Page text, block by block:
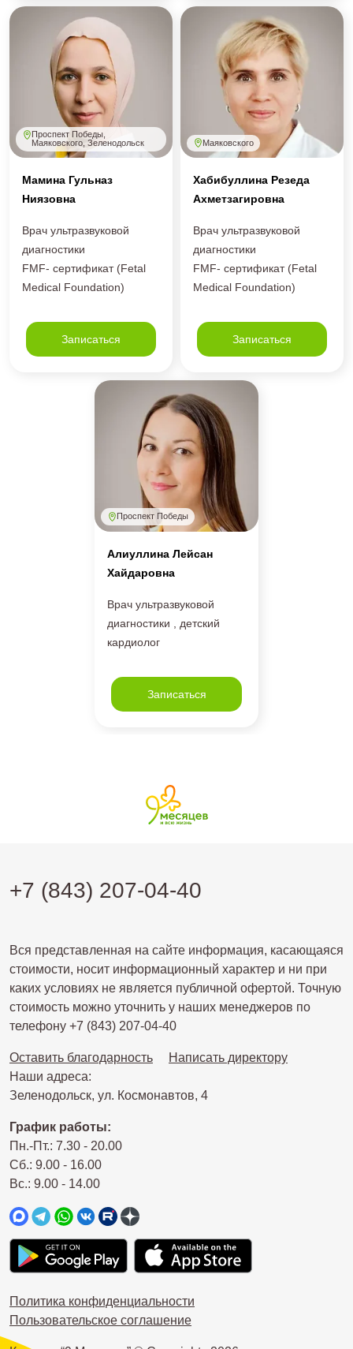
Проспект Победы,
Маяковского, Зеленодольск
Мамина Гульназ
Ниязовна
Врач ультразвуковой
диагностики
FMF- сертификат (Fetal
Medical Foundation)
Записаться
Маяковского
Хабибуллина Резеда
Ахметзагировна
Врач ультразвуковой
диагностики
FMF- сертификат (Fetal
Medical Foundation)
Записаться
Проспект Победы
Алиуллина Лейсан
Хайдаровна
Врач ультразвуковой
диагностики , детский
кардиолог
Записаться
+7 (843) 207-04-40
Вся представленная на сайте информация, касающаяся
стоимости, носит информационный характер и ни при
каких условиях не является публичной офертой. Точную
стоимость можно уточнить у наших менеджеров по
телефону +7 (843) 207-04-40
Оставить благодарность
Написать директору
Наши адреса:
Зеленодольск, ул. Космонавтов, 4
График работы:
Пн.-Пт.: 7.30 - 20.00
Сб.: 9.00 - 16.00
Вс.: 9.00 - 14.00
Политика конфиденциальности
Пользовательское соглашение